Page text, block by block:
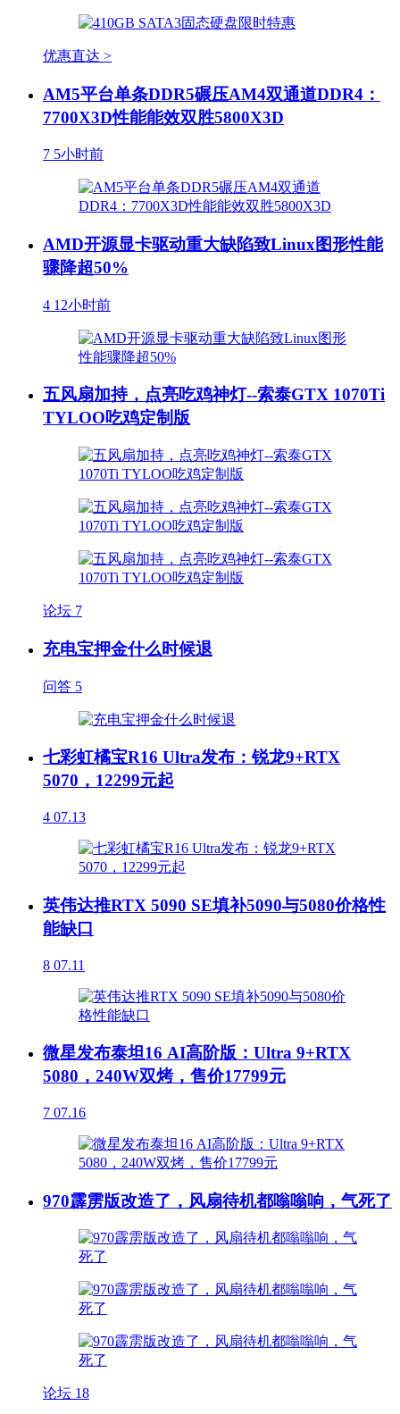
优惠直达 >
AM5平台单条DDR5碾压AM4双通道DDR4：
7700X3D性能能效双胜5800X3D
7 5小时前
AMD开源显卡驱动重大缺陷致Linux图形性能
骤降超50%
4 12小时前
五风扇加持，点亮吃鸡神灯--索泰GTX 1070Ti
TYLOO吃鸡定制版
论坛 7
充电宝押金什么时候退
问答 5
七彩虹橘宝R16 Ultra发布：锐龙9+RTX
5070，12299元起
4 07.13
英伟达推RTX 5090 SE填补5090与5080价格性
能缺口
8 07.11
微星发布泰坦16 AI高阶版：Ultra 9+RTX
5080，240W双烤，售价17799元
7 07.16
970霹雳版改造了，风扇待机都嗡嗡响，气死了
论坛 18